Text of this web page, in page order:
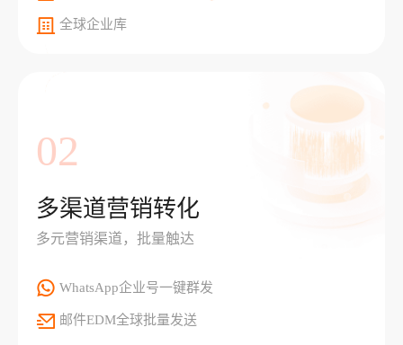
全球企业库
02
多渠道营销转化
多元营销渠道，批量触达
WhatsApp企业号一键群发
邮件EDM全球批量发送